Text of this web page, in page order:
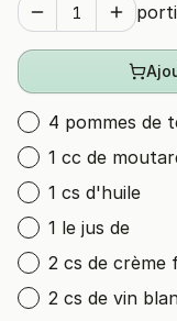
4 pommes de
1 cc de
1 cs d'huile
1 le jus de
2 cs de crème
2 cs de vin